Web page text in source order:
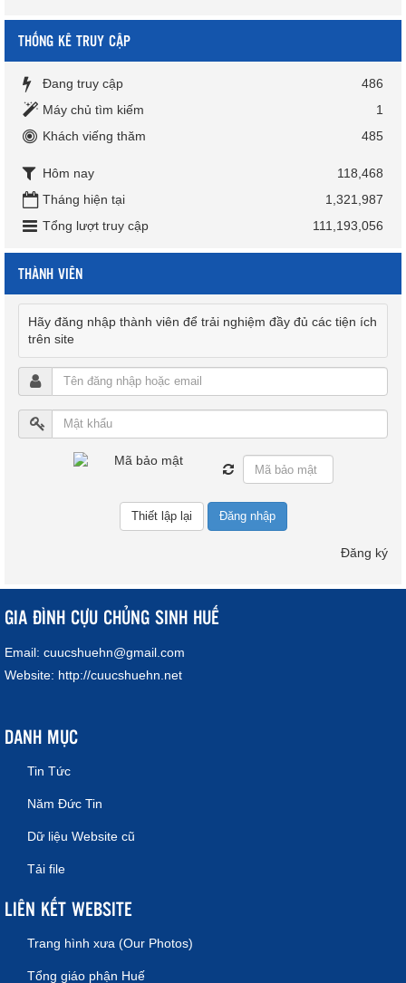
THỐNG KÊ TRUY CẬP
Đang truy cập
486
Máy chủ tìm kiếm
1
Khách viếng thăm
485
Hôm nay
118,468
Tháng hiện tại
1,321,987
Tổng lượt truy cập
111,193,056
THÀNH VIÊN
Hãy đăng nhập thành viên để trải nghiệm đầy đủ các tiện ích
trên site
Đăng nhập
Đăng ký
GIA ĐÌNH CỰU CHỦNG SINH HUẾ
Email: cuucshuehn@gmail.com
Website: http://cuucshuehn.net
DANH MỤC
Tin Tức
Năm Đức Tin
Dữ liệu Website cũ
Tải file
LIÊN KẾT WEBSITE
Trang hình xưa (Our Photos)
Tổng giáo phận Huế